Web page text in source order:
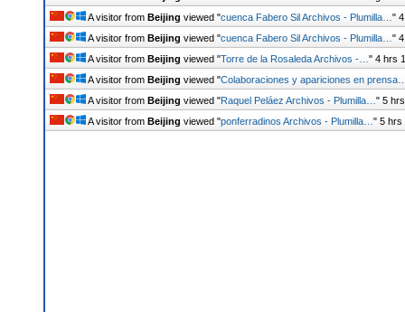
A visitor from Beijing viewed "cuenca Fabero Sil Archivos - Plumilla… "
A visitor from Beijing viewed "cuenca Fabero Sil Archivos - Plumilla… "
A visitor from Beijing viewed "Torre de la Rosaleda Archivos -… " 4 hrs
A visitor from Beijing viewed "Colaboraciones y apariciones en
A visitor from Beijing viewed "Raquel Peláez Archivos - Plumilla… " 5
A visitor from Beijing viewed "ponferradinos Archivos - Plumilla… " 5 hrs